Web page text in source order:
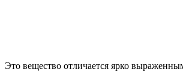
Это вещество отличается ярко